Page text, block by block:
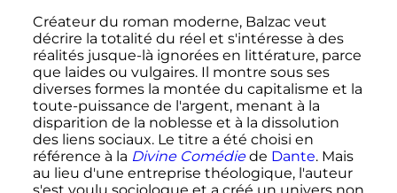
Créateur du roman moderne, Balzac veut
décrire la totalité du réel et s'intéresse à des
réalités jusque-là ignorées en littérature, parce
que laides ou vulgaires. Il montre sous ses
diverses formes la montée du capitalisme et la
toute-puissance de l'argent, menant à la
disparition de la noblesse et à la dissolution
des liens sociaux. Le titre a été choisi en
référence à la Divine Comédiede Dante. Mais
au lieu d'une entreprise théologique, l'auteur